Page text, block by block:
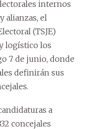
internos
alianzas, el
(TSJE)
logístico los
7 de junio, donde
definirán sus
a
concejales